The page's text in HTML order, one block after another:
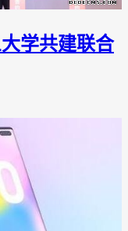
学共建联合